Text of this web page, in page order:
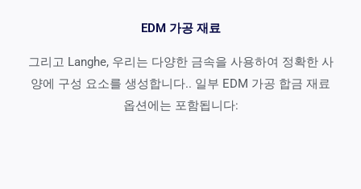
EDM 가공 재료
그리고 Langhe, 우리는 다양한 금속을 사용하여 정확한 사
양에 구성 요소를 생성합니다.. 일부 EDM 가공 합금 재료
옵션에는 포함됩니다: